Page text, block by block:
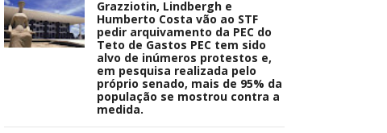
Grazziotin, Lindbergh e
Humberto Costa vão ao STF
pedir arquivamento da PEC do
Teto de Gastos PEC tem sido
alvo de inúmeros protestos e,
em pesquisa realizada pelo
próprio senado, mais de 95% da
população se mostrou contra a
medida.